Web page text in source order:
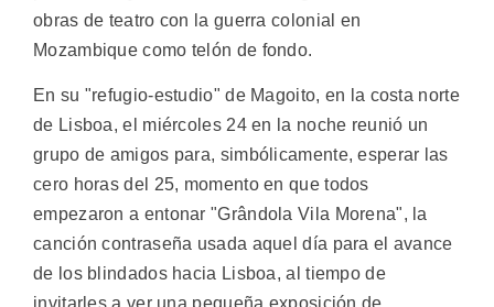
obras de teatro con la guerra colonial en
Mozambique como telón de fondo.
En su "refugio-estudio" de Magoito, en la costa norte
de Lisboa, el miércoles 24 en la noche reunió un
grupo de amigos para, simbólicamente, esperar las
cero horas del 25, momento en que todos
empezaron a entonar "Grândola Vila Morena", la
canción contraseña usada aquel día para el avance
de los blindados hacia Lisboa, al tiempo de